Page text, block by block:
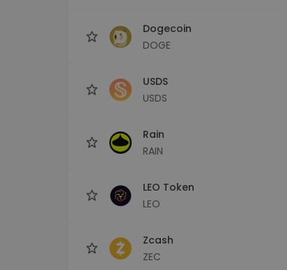
Dogecoin
DOGE
USDS
USDS
Rain
RAIN
LEO Token
LEO
Zcash
ZEC